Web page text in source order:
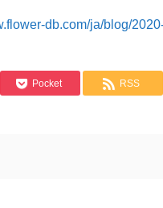
db.com/ja/blog/
Pocket RSS